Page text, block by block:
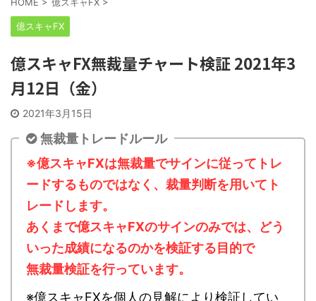
億スキャFX
億スキャFX無裁量チャート検証 2021年3
月12日（金）
2021年3月15日
無裁量トレードルール
※億スキャFXは無裁量でサインに従ってトレ
ードするものではなく、裁量判断を用いてト
レードします。
あくまで億スキャFXのサインのみでは、どう
いった成績になるのかを検証する目的で
無裁量検証を行っています。
※億スキャFXを個人の見解により検証してい